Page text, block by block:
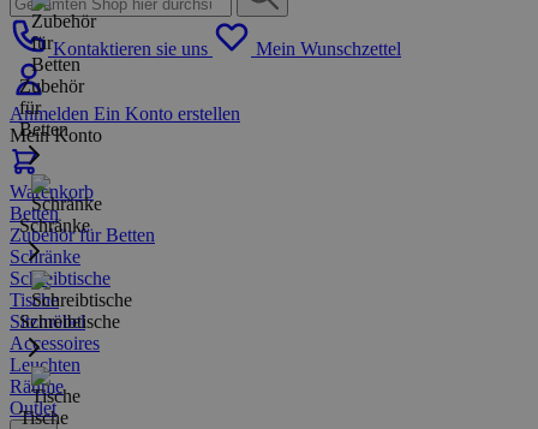
Kontaktieren sie uns Mein Wunschzettel
Anmelden Ein Konto erstellen
Mein Konto
Warenkorb
Zubehör
für
Betten
Schränke
Schreibtische
Tische
Betten
Zubehör für Betten
Schränke
Schreibtische
Tische
Sitzmöbel
Accessoires
Leuchten
Räume
Outlet